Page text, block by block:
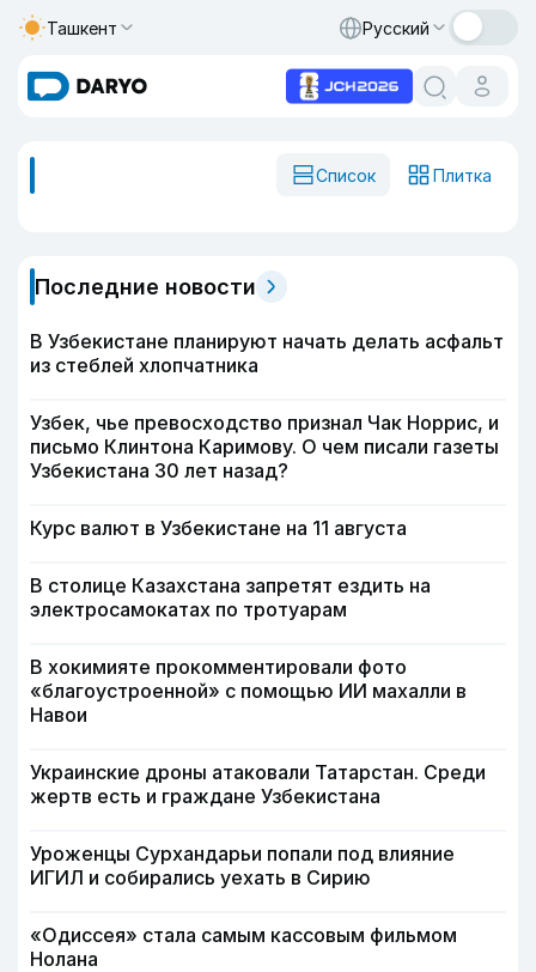
Ташкент Русский
Список Плитка
Последние новости
В Узбекистане планируют начать делать асфальт
из стеблей хлопчатника
Узбек, чье превосходство признал Чак Норрис, и
письмо Клинтона Каримову. О чем писали газеты
Узбекистана 30 лет назад?
Курс валют в Узбекистане на 11 августа
В столице Казахстана запретят ездить на
электросамокатах по тротуарам
В хокимияте прокомментировали фото
«благоустроенной» с помощью ИИ махалли в
Навои
Украинские дроны атаковали Татарстан. Среди
жертв есть и граждане Узбекистана
Уроженцы Сурхандарьи попали под влияние
ИГИЛ и собирались уехать в Сирию
«Одиссея» стала самым кассовым фильмом
Нолана